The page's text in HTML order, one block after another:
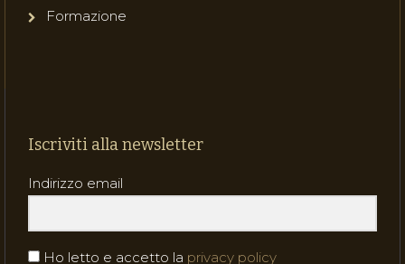
Formazione
Iscriviti alla newsletter
Indirizzo email
Ho letto e accetto la privacy policy